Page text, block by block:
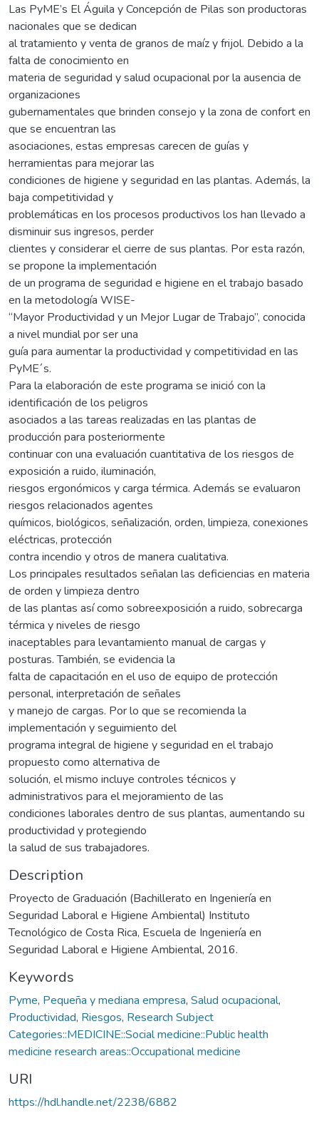
Las PyME’s El Águila y Concepción de Pilas son productoras
nacionales que se dedican
al tratamiento y venta de granos de maíz y frijol. Debido a la
falta de conocimiento en
materia de seguridad y salud ocupacional por la ausencia de
organizaciones
gubernamentales que brinden consejo y la zona de confort en
que se encuentran las
asociaciones, estas empresas carecen de guías y
herramientas para mejorar las
condiciones de higiene y seguridad en las plantas. Además, la
baja competitividad y
problemáticas en los procesos productivos los han llevado a
disminuir sus ingresos, perder
clientes y considerar el cierre de sus plantas. Por esta razón,
se propone la implementación
de un programa de seguridad e higiene en el trabajo basado
en la metodología WISE-
“Mayor Productividad y un Mejor Lugar de Trabajo”, conocida
a nivel mundial por ser una
guía para aumentar la productividad y competitividad en las
PyME´s.
Para la elaboración de este programa se inició con la
identificación de los peligros
asociados a las tareas realizadas en las plantas de
producción para posteriormente
continuar con una evaluación cuantitativa de los riesgos de
exposición a ruido, iluminación,
riesgos ergonómicos y carga térmica. Además se evaluaron
riesgos relacionados agentes
químicos, biológicos, señalización, orden, limpieza, conexiones
eléctricas, protección
contra incendio y otros de manera cualitativa.
Los principales resultados señalan las deficiencias en materia
de orden y limpieza dentro
de las plantas así como sobreexposición a ruido, sobrecarga
térmica y niveles de riesgo
inaceptables para levantamiento manual de cargas y
posturas. También, se evidencia la
falta de capacitación en el uso de equipo de protección
personal, interpretación de señales
y manejo de cargas. Por lo que se recomienda la
implementación y seguimiento del
programa integral de higiene y seguridad en el trabajo
propuesto como alternativa de
solución, el mismo incluye controles técnicos y
administrativos para el mejoramiento de las
condiciones laborales dentro de sus plantas, aumentando su
productividad y protegiendo
la salud de sus trabajadores.
Description
Proyecto de Graduación (Bachillerato en Ingeniería en
Seguridad Laboral e Higiene Ambiental) Instituto
Tecnológico de Costa Rica, Escuela de Ingeniería en
Seguridad Laboral e Higiene Ambiental, 2016.
Keywords
Pyme, Pequeña y mediana empresa, Salud ocupacional,
Productividad, Riesgos, Research Subject
Categories::MEDICINE::Social medicine::Public health
medicine research areas::Occupational medicine
URI
https://hdl.handle.net/2238/6882